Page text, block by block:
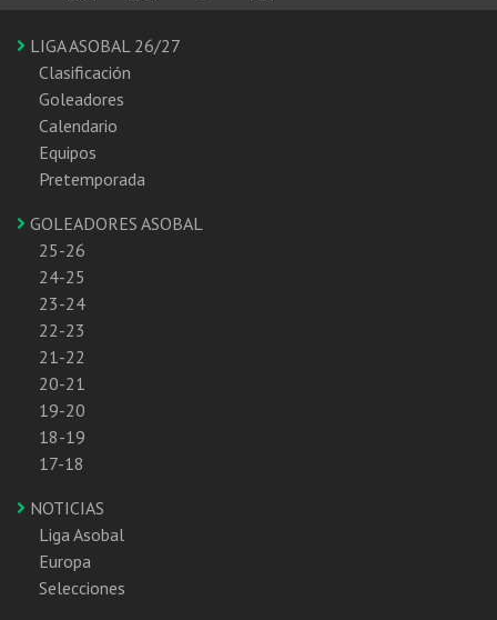
LIGA ASOBAL 26/27
Clasificación
Goleadores
Calendario
Equipos
Pretemporada
GOLEADORES ASOBAL
25-26
24-25
23-24
22-23
21-22
20-21
19-20
18-19
17-18
NOTICIAS
Liga Asobal
Europa
Selecciones